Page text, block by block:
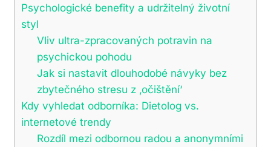
Psychologické benefity a udržitelný životní
styl
Vliv ultra-zpracovaných potravin na
psychickou pohodu
Jak si nastavit dlouhodobé návyky bez
zbytečného stresu z ‚očištění‘
Kdy vyhledat odborníka: Dietolog vs.
internetové trendy
Rozdíl mezi odbornou radou a anonymními